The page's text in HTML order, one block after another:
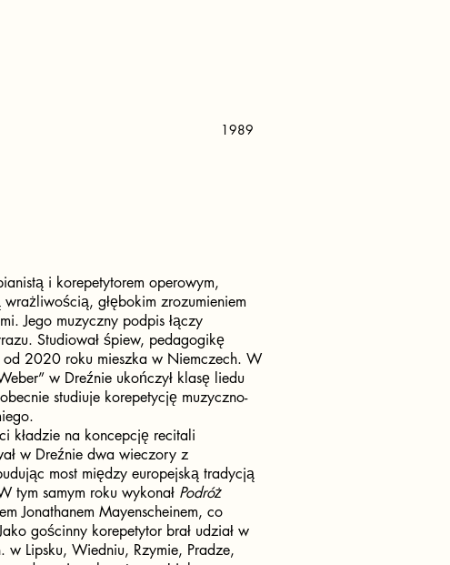
1989
i korepetytorem operowym,
głębokim zrozumieniem
Jego muzyczny podpis łączy
Studiował śpiew, pedagogikę
2020 roku mieszka w Niemczech. W
w Dreźnie ukończył klasę liedu
studiuje korepetycję muzyczno-
kładzie na koncepcję recitali
w Dreźnie dwa wieczory z
most między europejską tradycją
tym samym roku wykonał Podróż
Jonathanem Mayenscheinem, co
gościnny korepetytor brał udział w
Lipsku, Wiedniu, Rzymie, Pradze,